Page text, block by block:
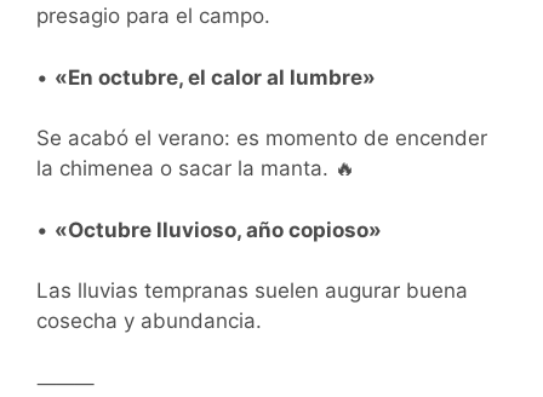
presagio para el campo.
• «En octubre, el calor al lumbre»
Se acabó el verano: es momento de encender
la chimenea o sacar la manta. 🔥
• «Octubre lluvioso, año copioso»
Las lluvias tempranas suelen augurar buena
cosecha y abundancia.
⸻